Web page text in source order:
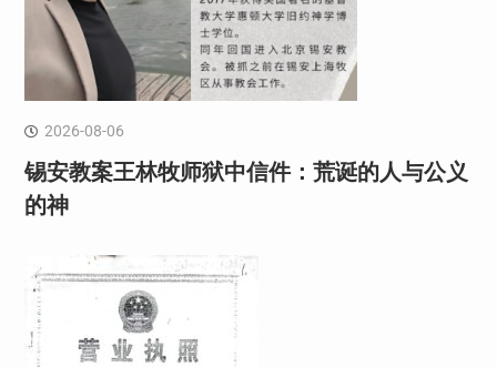
2026-08-06
锡安教案王林牧师狱中信件：荒诞的人与公义
的神